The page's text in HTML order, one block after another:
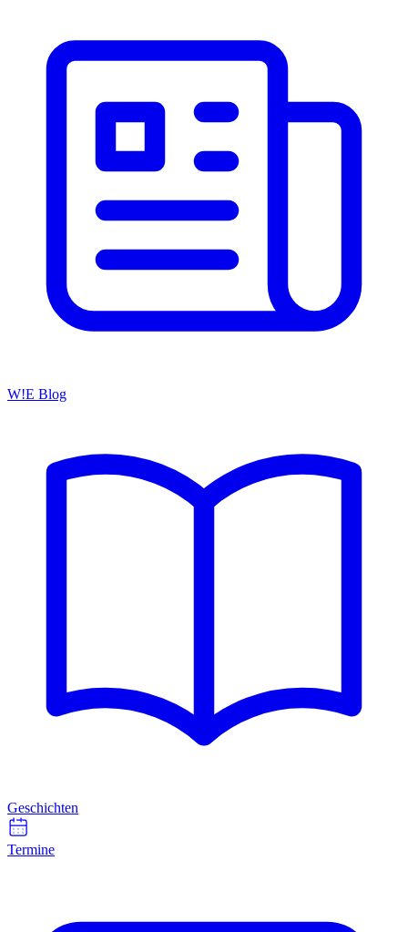
W!E Blog
Geschichten
Termine